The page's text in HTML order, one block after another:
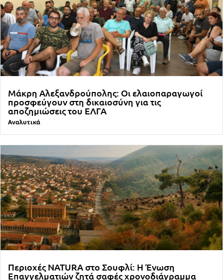
Μάκρη Αλεξανδρούπολης: Οι ελαιοπαραγωγοί
προσφεύγουν στη δικαιοσύνη για τις
αποζημιώσεις του ΕΛΓΑ
Αναλυτικά
Περιοχές NATURA στο Σουφλί: Η Ένωση
Επαγγελματιών ζητά σαφές χρονοδιάγραμμα